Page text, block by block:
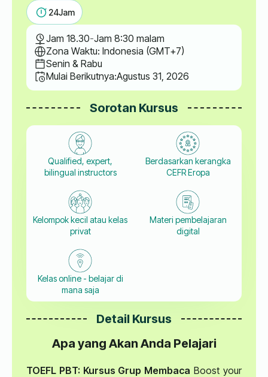
24Jam
Jam 18.30-Jam 8:30 malam
Zona Waktu: Indonesia (GMT+7)
Senin & Rabu
Mulai Berikutnya:Agustus 31, 2026
Sorotan Kursus
Qualified, expert,
bilingual instructors
Berdasarkan kerangka
CEFR Eropa
Kelompok kecil atau kelas
privat
Materi pembelajaran
digital
Kelas online - belajar di
mana saja
Detail Kursus
Apa yang Akan Anda Pelajari
TOEFL PBT: Kursus Grup Membaca Boost your